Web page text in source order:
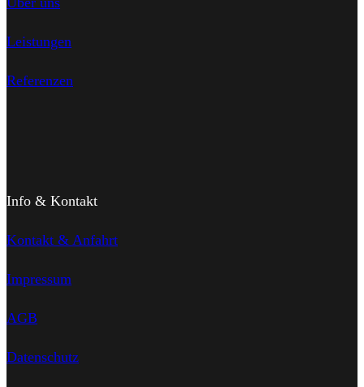
Leistungen
Referenzen
Info & Kontakt
Kontakt & Anfahrt
Impressum
AGB
Datenschutz